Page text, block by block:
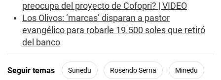
preocupa del proyecto de Cofopri? | VIDEO
Los Olivos: ‘marcas’ disparan a pastor
evangélico para robarle 19.500 soles que retiró
del banco
Seguir temas Sunedu Rosendo Serna Minedu